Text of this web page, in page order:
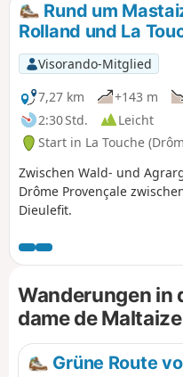
Rund um
Rolland und La
Visorando-Mitglied
7,27 km
+143 m
2:30 Std.
Leicht
Start in La Touche
Zwischen Wald- und
Drôme Provençale
Dieulefit.
Wanderungen in
dame de Maltaize
Grüne Route